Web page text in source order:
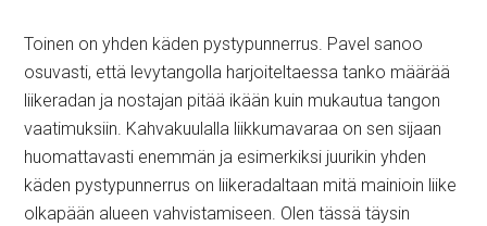
Toinen on yhden käden pystypunnerrus. Pavel sanoo
osuvasti, että levytangolla harjoiteltaessa tanko määrää
liikeradan ja nostajan pitää ikään kuin mukautua tangon
vaatimuksiin. Kahvakuulalla liikkumavaraa on sen sijaan
huomattavasti enemmän ja esimerkiksi juurikin yhden
käden pystypunnerrus on liikeradaltaan mitä mainioin liike
olkapään alueen vahvistamiseen. Olen tässä täysin